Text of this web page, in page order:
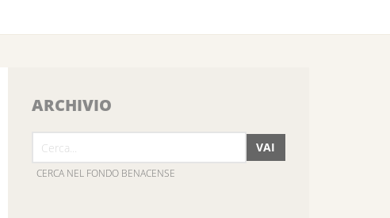
ARCHIVIO
VAI
CERCA NEL FONDO BENACENSE